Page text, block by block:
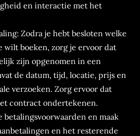
en interactie met het
Zodra je hebt besloten welke
wilt boeken, zorg je ervoor dat
zijn opgenomen in een
de datum, tijd, locatie, prijs en
verzoeken. Zorg ervoor dat
contract ondertekenen.
betalingsvoorwaarden en maak
en het resterende